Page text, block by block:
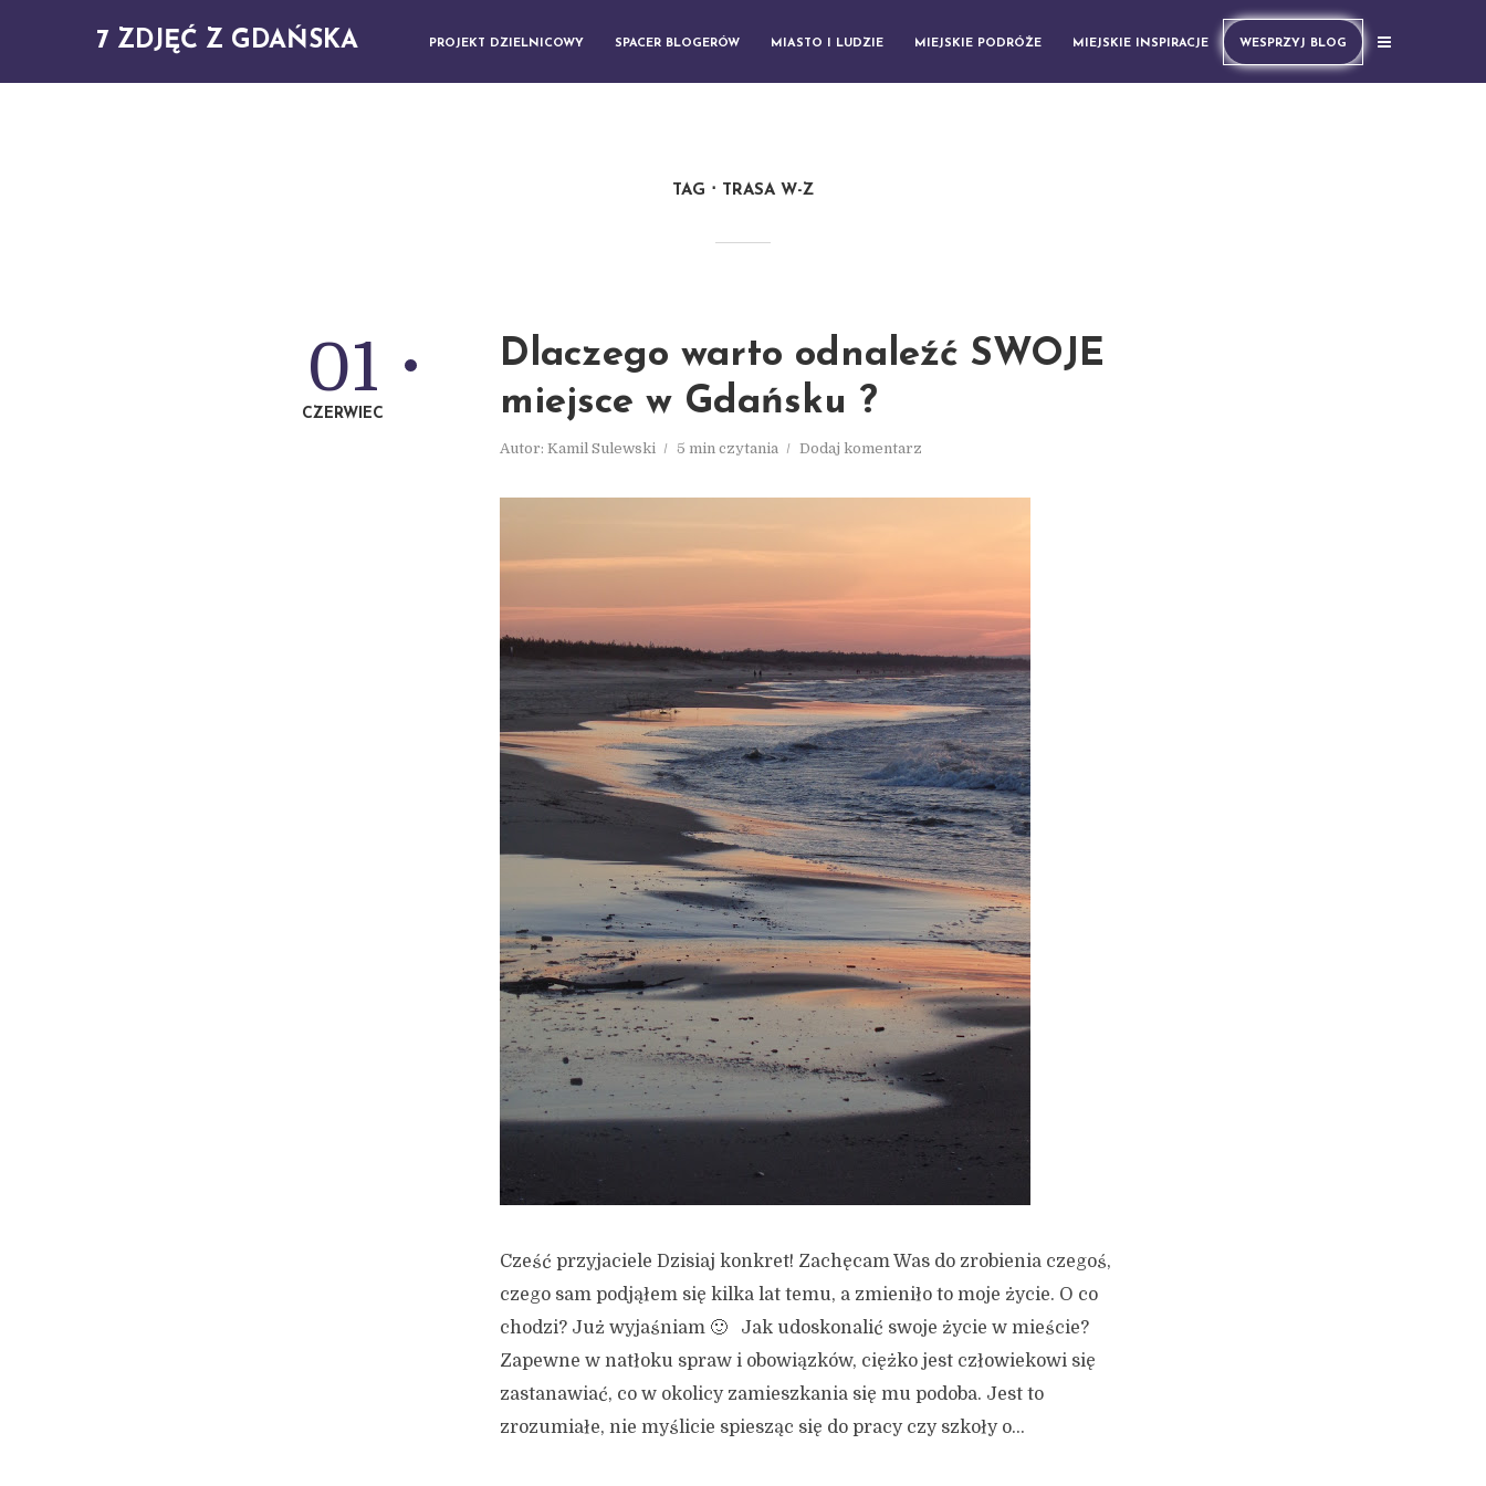
7 ZDJĘĆ Z GDAŃSKA PROJEKT DZIELNICOWY SPACER BLOGERÓW MIASTO I LUDZIE MIEJSKIE PODRÓŻE MIEJSKIE INSPIRACJE WESPRZYJ BLOG
TAG TRASA W-Z
Dlaczego warto odnaleźć SWOJE
miejsce w Gdańsku ?
Autor: Kamil Sulewski 5 min czytania Dodaj komentarz
01
CZERWIEC
Cześć przyjaciele Dzisiaj konkret! Zachęcam Was do zrobienia czegoś,
czego sam podjąłem się kilka lat temu, a zmieniło to moje życie. O co
chodzi? Już wyjaśniam 🙂 Jak udoskonalić swoje życie w mieście?
Zapewne w natłoku spraw i obowiązków, ciężko jest człowiekowi się
zastanawiać, co w okolicy zamieszkania się mu podoba. Jest to
zrozumiałe, nie myślicie spiesząc się do pracy czy szkoły o...